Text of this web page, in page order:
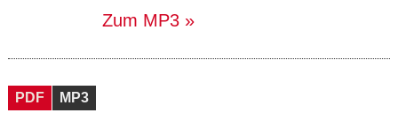
Zum MP3
PDF MP3